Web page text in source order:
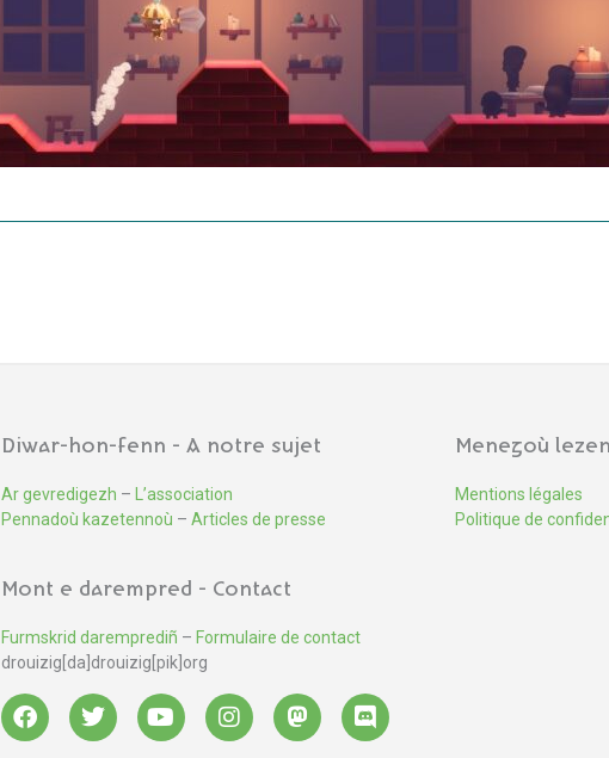
Diwar-hon-fenn - A notre sujet
Ar gevredigezh – L’association
Pennadoù kazetennoù – Articles de presse
Mont e darempred - Contact
Furmskrid daremprediñ – Formulaire de contact
drouizig[da]drouizig[pik]org
F
T
Y
I
M
D
Menegoù
Mentions légales
Politique de